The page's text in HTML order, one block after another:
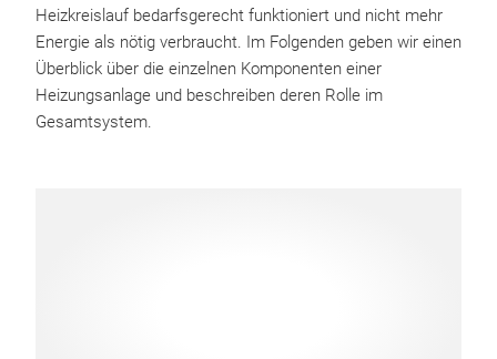
Heizkreislauf bedarfsgerecht funktioniert und nicht mehr
Energie als nötig verbraucht. Im Folgenden geben wir einen
Überblick über die einzelnen Komponenten einer
Heizungsanlage und beschreiben deren Rolle im
Gesamtsystem.